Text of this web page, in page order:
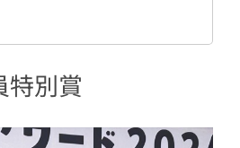
特別賞